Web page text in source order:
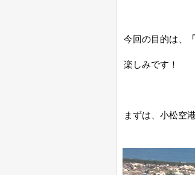
今回の目的は、
楽しみです！
まずは、小松空